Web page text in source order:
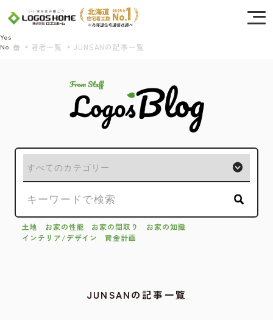
著者一覧 JUNSANの記事一覧
土地 お家の性能 お家の間取り
お家の知識
インテリア/デザイン
資金計画
JUNSANの記事一覧
Cookie を使用して、お客様の活動を追跡してもよろしいですか? 当社ではお客様の
プライバシーを極めて重視しています。詳細について、およびご質問がある場合
は、当社のプライバシーポリシーをご覧ください。
Yes
No